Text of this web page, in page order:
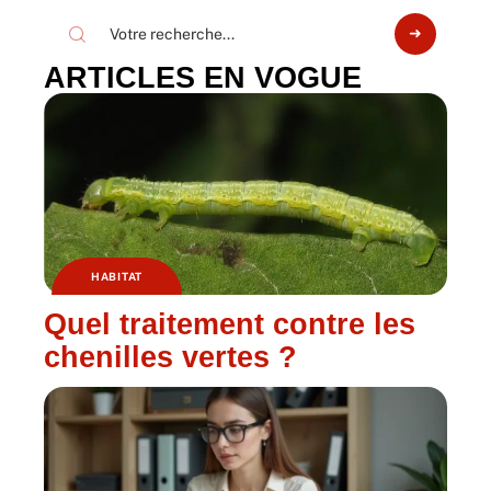
ARTICLES EN VOGUE
HABITAT
Quel traitement contre les
chenilles vertes ?